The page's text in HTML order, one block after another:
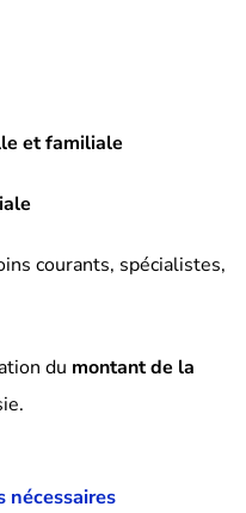
et familiale
courants, spécialistes,
du montant de la
nécessaires